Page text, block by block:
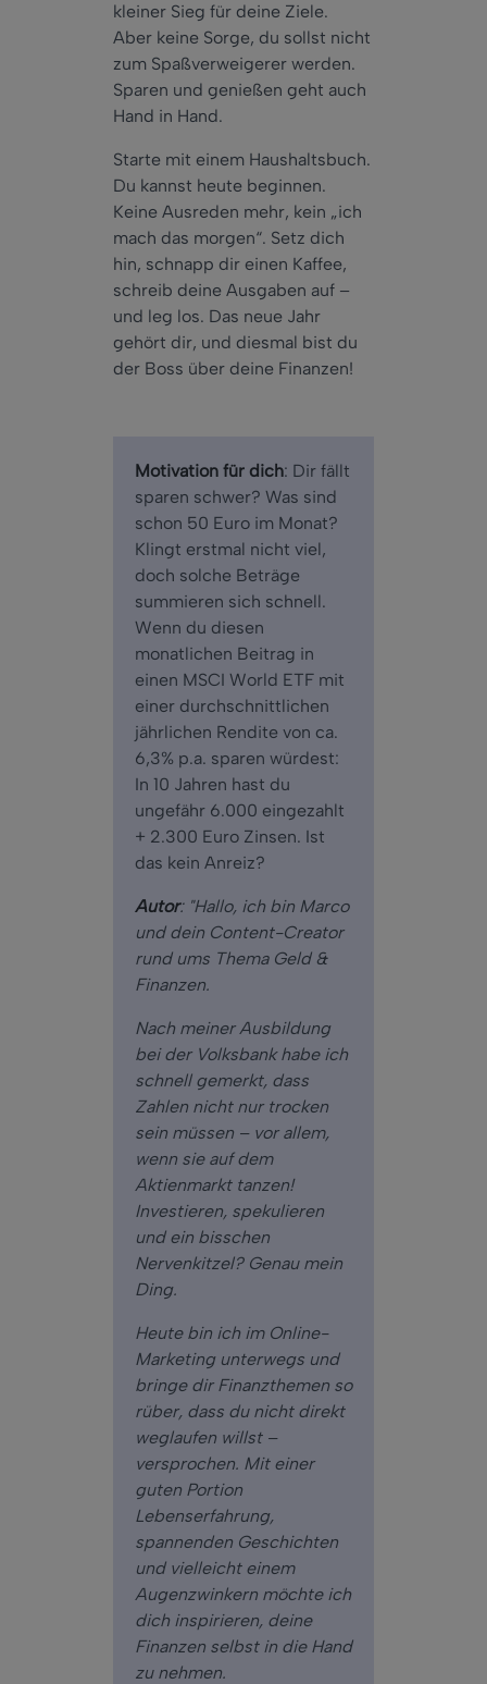
kleiner Sieg für deine Ziele.
Aber keine Sorge, du sollst nicht
zum Spaßverweigerer werden.
Sparen und genießen geht auch
Hand in Hand.
Starte mit einem Haushaltsbuch.
Du kannst heute beginnen.
Keine Ausreden mehr, kein „ich
mach das morgen“. Setz dich
hin, schnapp dir einen Kaffee,
schreib deine Ausgaben auf –
und leg los. Das neue Jahr
gehört dir, und diesmal bist du
der Boss über deine Finanzen!
Motivation für dich: Dir fällt
sparen schwer? Was sind
schon 50 Euro im Monat?
Klingt erstmal nicht viel,
doch solche Beträge
summieren sich schnell.
Wenn du diesen
monatlichen Beitrag in
einen MSCI World ETF mit
einer durchschnittlichen
jährlichen Rendite von ca.
6,3% p.a. sparen würdest:
In 10 Jahren hast du
ungefähr 6.000 eingezahlt
+ 2.300 Euro Zinsen. Ist
das kein Anreiz?
Autor: "Hallo, ich bin Marco
und dein Content-Creator
rund ums Thema Geld &
Finanzen.
Nach meiner Ausbildung
bei der Volksbank habe ich
schnell gemerkt, dass
Zahlen nicht nur trocken
sein müssen – vor allem,
wenn sie auf dem
Aktienmarkt tanzen!
Investieren, spekulieren
und ein bisschen
Nervenkitzel? Genau mein
Ding.
Heute bin ich im Online-
Marketing unterwegs und
bringe dir Finanzthemen so
rüber, dass du nicht direkt
weglaufen willst –
versprochen. Mit einer
guten Portion
Lebenserfahrung,
spannenden Geschichten
und vielleicht einem
Augenzwinkern möchte ich
dich inspirieren, deine
Finanzen selbst in die Hand
zu nehmen.